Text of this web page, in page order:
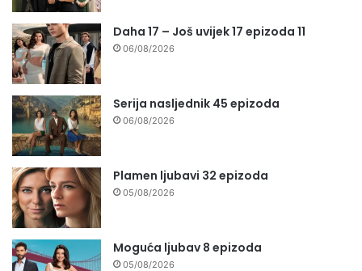
Daha 17 – Još uvijek 17 epizoda 11
06/08/2026
Serija nasljednik 45 epizoda
06/08/2026
Plamen ljubavi 32 epizoda
05/08/2026
Moguća ljubav 8 epizoda
05/08/2026